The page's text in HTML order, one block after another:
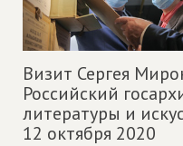
Визит Сергея
Российский
литературы и
12 октября 2020